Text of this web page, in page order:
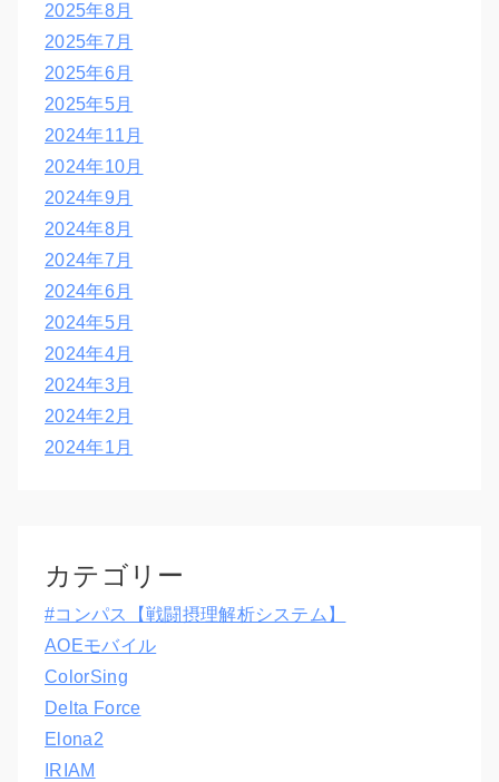
2025年8月
2025年7月
2025年6月
2025年5月
2024年11月
2024年10月
2024年9月
2024年8月
2024年7月
2024年6月
2024年5月
2024年4月
2024年3月
2024年2月
2024年1月
カテゴリー
#コンパス【戦闘摂理解析システム】
AOEモバイル
ColorSing
Delta Force
Elona2
IRIAM